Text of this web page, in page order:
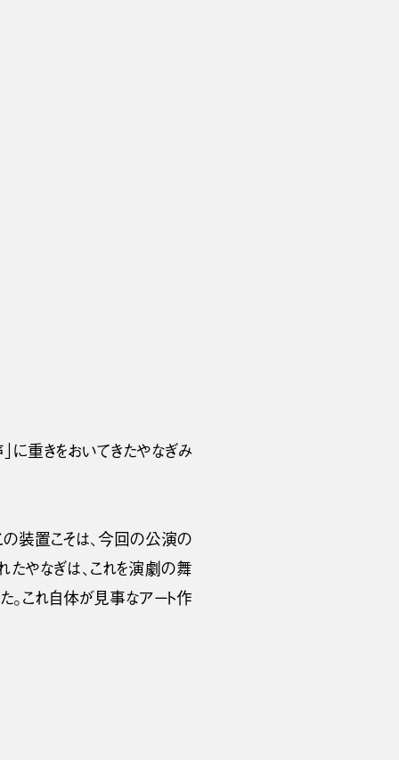
に重きをおいてきたやなぎみ
の装置こそは、今回の公演の
たやなぎは、これを演劇の舞
。これ自体が見事なアート作